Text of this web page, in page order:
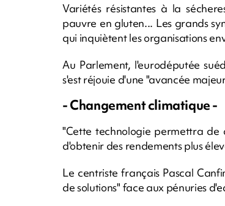
Variétés résistantes à la
pauvre en gluten... Les grands
qui inquiètent les organisations
Au Parlement, l'eurodéputée
s'est réjouie d'une "avancée
- Changement climatique -
"Cette technologie permettra de
d'obtenir des rendements plus
Le centriste français Pascal
de solutions" face aux pénuries